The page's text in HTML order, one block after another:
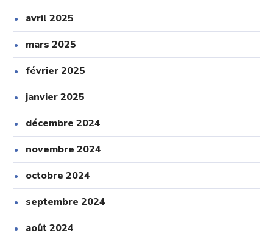
avril 2025
mars 2025
février 2025
janvier 2025
décembre 2024
novembre 2024
octobre 2024
septembre 2024
août 2024